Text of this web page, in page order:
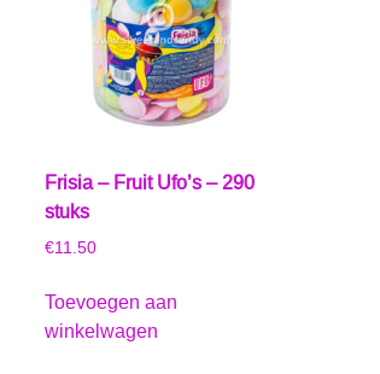
Frisia – Fruit Ufo’s – 290
stuks
€11.50
Toevoegen aan
winkelwagen